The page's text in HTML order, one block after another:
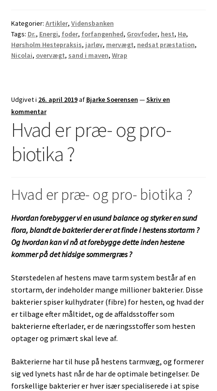
Kategorier: Artikler, Vidensbanken
Tags: Dr., Energi, foder, forfangenhed, Grovfoder, hest, Hø,
Hørsholm Hestepraksis, jarløv, mervægt, nedsat præstation,
Nicolai, overvægt, sand i maven, Wrap
Udgivet i 26. april 2019af Bjarke Soerensen —Skriv en
kommentar
Hvad er præ- og pro-
biotika ?
Hvad er præ- og pro- biotika ?
Hvordan forebygger vi en usund balance og styrker en sund
flora, blandt de bakterier der er at finde i hestens stortarm ?
Og hvordan kan vi nå at forebygge dette inden hestene
kommer på det hidsige sommergræs ?
Størstedelen af hestens mave tarm system består af en
stortarm, der indeholder mange millioner bakterier. Disse
bakterier spiser kulhydrater (fibre) for hesten, og hvad der
er tilbage efter måltidet, og de affaldsstoffer som
bakterierne efterlader, er de næringsstoffer som hesten
optager og primært skal leve af.
Bakterierne har til huse på hestens tarmvæg, og formerer
sig ved lynets hast når de har de optimale betingelser. De
forskellige bakterier er hver især specialiserede i at spise